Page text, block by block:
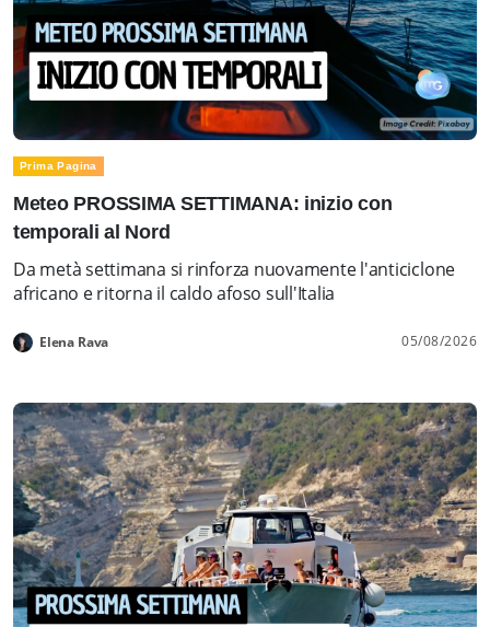
Prima Pagina
Meteo PROSSIMA SETTIMANA: inizio con
temporali al Nord
Da metà settimana si rinforza nuovamente l'anticiclone
africano e ritorna il caldo afoso sull'Italia
Elena Rava 05/08/2026